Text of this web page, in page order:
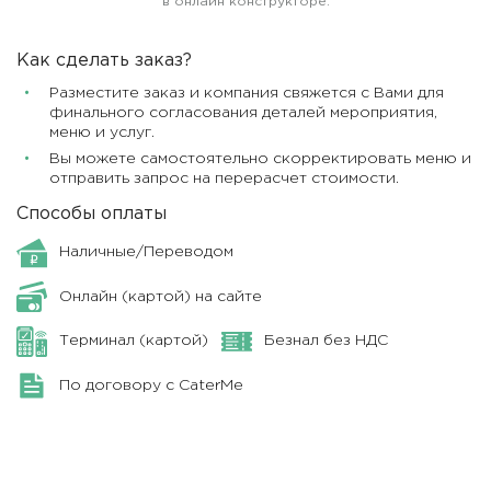
Как сделать заказ?
Разместите заказ и компания свяжется с Вами для
финального согласования деталей мероприятия,
меню и услуг.
Вы можете самостоятельно скорректировать меню и
отправить запрос на перерасчет стоимости.
Способы оплаты
Наличные/Переводом
Онлайн (картой) на сайте
Терминал (картой) Безнал без НДС
По договору с CaterMe